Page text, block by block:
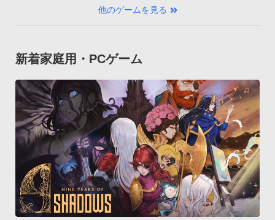
他のゲームを見る
新着家庭用・PCゲーム